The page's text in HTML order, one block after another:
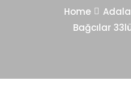
Home
Bağcılar